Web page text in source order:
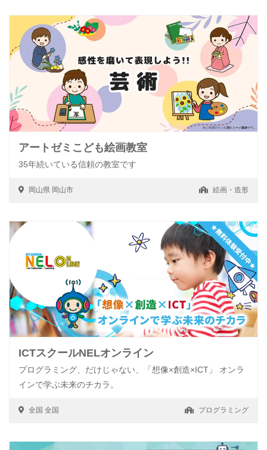
アートゼミこども絵画教室
35年続いている信頼の教室です
岡山県 岡山市 絵画・造形
ICTスクールNELオンライン
プログラミング、だけじゃない、「想像×創造×ICT」 オンラ
インで学ぶ未来のチカラ。
全国 全国 プログラミング